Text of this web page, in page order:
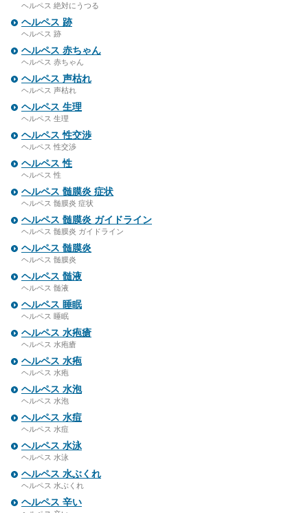
ヘルペス 絶対にうつる
ヘルペス 跡
ヘルペス 跡
ヘルペス 赤ちゃん
ヘルペス 赤ちゃん
ヘルペス 声枯れ
ヘルペス 声枯れ
ヘルペス 生理
ヘルペス 生理
ヘルペス 性交渉
ヘルペス 性交渉
ヘルペス 性
ヘルペス 性
ヘルペス 髄膜炎 症状
ヘルペス 髄膜炎 症状
ヘルペス 髄膜炎 ガイドライン
ヘルペス 髄膜炎 ガイドライン
ヘルペス 髄膜炎
ヘルペス 髄膜炎
ヘルペス 髄液
ヘルペス 髄液
ヘルペス 睡眠
ヘルペス 睡眠
ヘルペス 水疱瘡
ヘルペス 水疱瘡
ヘルペス 水疱
ヘルペス 水疱
ヘルペス 水泡
ヘルペス 水泡
ヘルペス 水痘
ヘルペス 水痘
ヘルペス 水泳
ヘルペス 水泳
ヘルペス 水ぶくれ
ヘルペス 水ぶくれ
ヘルペス 辛い